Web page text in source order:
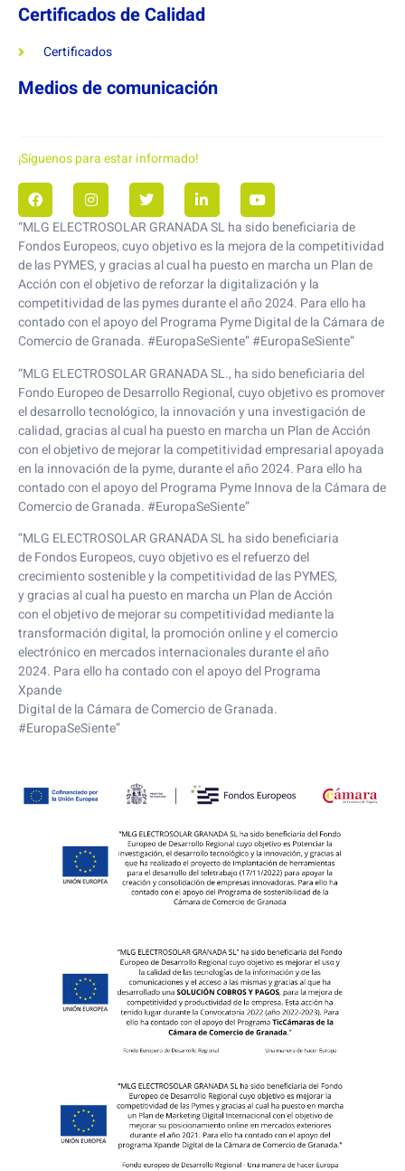
Certificados de Calidad
Certificados
Medios de comunicación
¡Síguenos para estar informado!
“MLG ELECTROSOLAR GRANADA SL ha sido beneficiaria de
Fondos Europeos, cuyo objetivo es la mejora de la competitividad
de las PYMES, y gracias al cual ha puesto en marcha un Plan de
Acción con el objetivo de reforzar la digitalización y la
competitividad de las pymes durante el año 2024. Para ello ha
contado con el apoyo del Programa Pyme Digital de la Cámara de
Comercio de Granada. #EuropaSeSiente” #EuropaSeSiente”
“MLG ELECTROSOLAR GRANADA SL., ha sido beneficiaria del
Fondo Europeo de Desarrollo Regional, cuyo objetivo es promover
el desarrollo tecnológico, la innovación y una investigación de
calidad, gracias al cual ha puesto en marcha un Plan de Acción
con el objetivo de mejorar la competitividad empresarial apoyada
en la innovación de la pyme, durante el año 2024. Para ello ha
contado con el apoyo del Programa Pyme Innova de la Cámara de
Comercio de Granada. #EuropaSeSiente”
“MLG ELECTROSOLAR GRANADA SL ha sido beneficiaria
de Fondos Europeos, cuyo objetivo es el refuerzo del
crecimiento sostenible y la competitividad de las PYMES,
y gracias al cual ha puesto en marcha un Plan de Acción
con el objetivo de mejorar su competitividad mediante la
transformación digital, la promoción online y el comercio
electrónico en mercados internacionales durante el año
2024. Para ello ha contado con el apoyo del Programa
Xpande
Digital de la Cámara de Comercio de Granada.
#EuropaSeSiente”